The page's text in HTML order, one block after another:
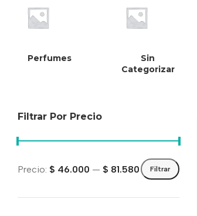
Perfumes
Sin
Categorizar
Filtrar Por Precio
Filtrar
Precio: $ 46.000 — $ 81.580